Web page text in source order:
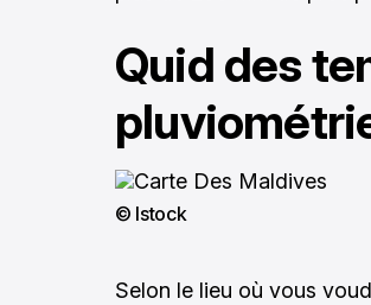
Quid des
© Istock
Selon le lieu où vous